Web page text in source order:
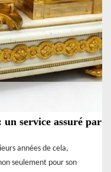
un service assuré par
années de cela,
seulement pour son